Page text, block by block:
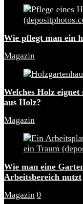
Wie pflegt man ein
Magazin
Welches Holz
aus Holz?
Magazin
Wie man eine
Arbeitsbereich nutzt
Magazin 0